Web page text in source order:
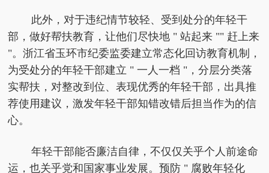
此外，对于违纪情节较轻、受到处分的年轻干
部，做好帮扶教育，让他们尽快地 " 站起来 "" 赶上来
"。浙江省玉环市纪委监委建立常态化回访教育机制，
为受处分的年轻干部建立 " 一人一档 "，分层分类落
实帮扶，对整改到位、表现优秀的年轻干部，出具推
荐使用建议，激发年轻干部知错改错后担当作为的信
心。
年轻干部能否廉洁自律，不仅仅关乎个人前途命
运，也关乎党和国家事业发展。预防 " 腐败年轻化